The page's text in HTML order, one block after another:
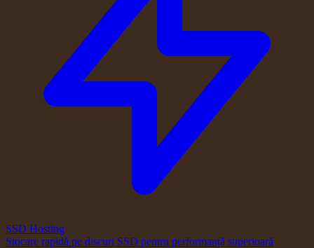
SSD Hosting
Stocare rapidă pe discuri SSD pentru performanță superioară